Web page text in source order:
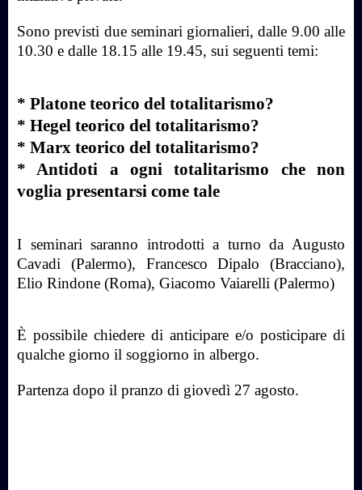
Sono previsti due seminari giornalieri, dalle 9.00 alle
10.30 e dalle 18.15 alle 19.45, sui seguenti temi:
* Platone teorico del totalitarismo?
* Hegel teorico del totalitarismo?
* Marx teorico del totalitarismo?
* Antidoti a ogni totalitarismo che non
voglia presentarsi come tale
I seminari saranno introdotti a turno da Augusto
Cavadi (Palermo), Francesco Dipalo (Bracciano),
Elio Rindone (Roma), Giacomo Vaiarelli (Palermo)
È possibile chiedere di anticipare e/o posticipare di
qualche giorno il soggiorno in albergo.
Partenza dopo il pranzo di giovedì 27 agosto.